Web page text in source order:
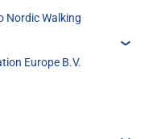
Nordic Walking
Europe B.V.